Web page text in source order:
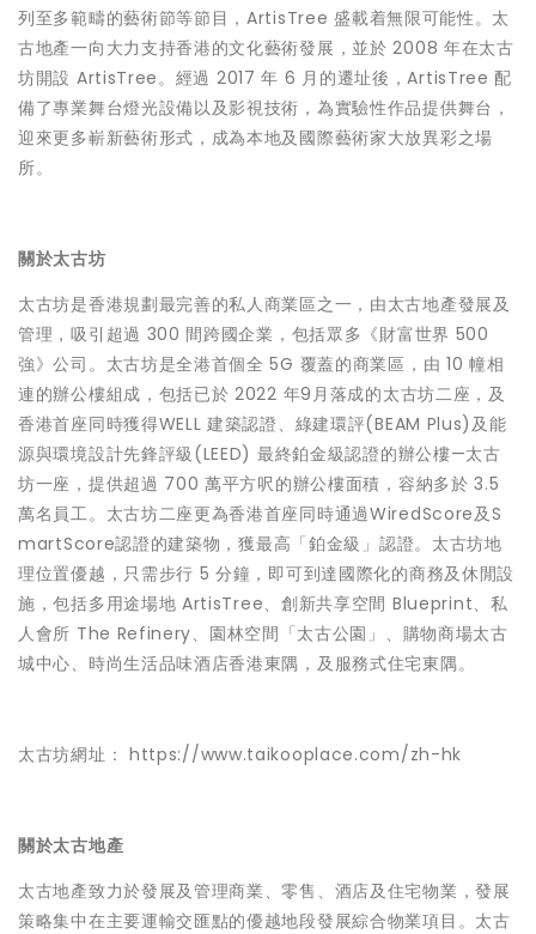
列至多範疇的藝術節等節目，ArtisTree 盛載着無限可能性。太
古地產一向大力支持香港的文化藝術發展，並於 2008 年在太古
坊開設 ArtisTree。經過 2017 年 6 月的遷址後，ArtisTree 配
備了專業舞台燈光設備以及影視技術，為實驗性作品提供舞台，
迎來更多嶄新藝術形式，成為本地及國際藝術家大放異彩之場
所。
關於太古坊
太古坊是香港規劃最完善的私人商業區之一，由太古地產發展及
管理，吸引超過 300 間跨國企業，包括眾多《財富世界 500
強》公司。太古坊是全港首個全 5G 覆蓋的商業區，由 10 幢相
連的辦公樓組成，包括已於 2022 年9月落成的太古坊二座，及
香港首座同時獲得WELL 建築認證、綠建環評(BEAM Plus)及能
源與環境設計先鋒評級(LEED) 最終鉑金級認證的辦公樓—太古
坊一座，提供超過 700 萬平方呎的辦公樓面積，容納多於 3.5
萬名員工。太古坊二座更為香港首座同時通過WiredScore及S
martScore認證的建築物，獲最高「鉑金級」認證。太古坊地
理位置優越，只需步行 5 分鐘，即可到達國際化的商務及休閒設
施，包括多用途場地 ArtisTree、創新共享空間 Blueprint、私
人會所 The Refinery、園林空間「太古公園」、購物商場太古
城中心、時尚生活品味酒店香港東隅，及服務式住宅東隅。
太古坊網址： https://www.taikooplace.com/zh-hk
關於太古地產
太古地產致力於發展及管理商業、零售、酒店及住宅物業，發展
策略集中在主要運輸交匯點的優越地段發展綜合物業項目。太古